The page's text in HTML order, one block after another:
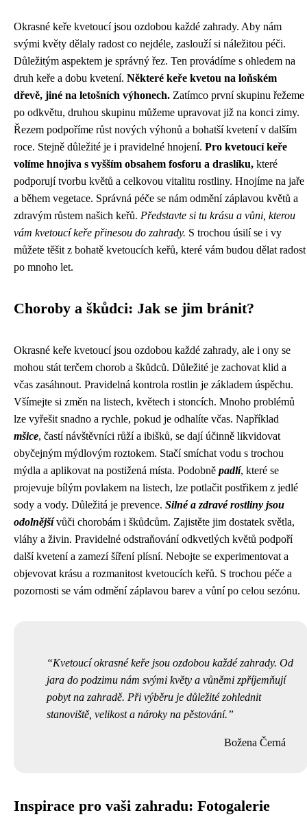
Okrasné keře kvetoucí jsou ozdobou každé zahrady. Aby nám
svými květy dělaly radost co nejdéle, zaslouží si náležitou péči.
Důležitým aspektem je správný řez. Ten provádíme s ohledem na
druh keře a dobu kvetení. Některé keře kvetou na loňském
dřevě, jiné na letošních výhonech. Zatímco první skupinu řežeme
po odkvětu, druhou skupinu můžeme upravovat již na konci zimy.
Řezem podpoříme růst nových výhonů a bohatší kvetení v dalším
roce. Stejně důležité je i pravidelné hnojení. Pro kvetoucí keře
volíme hnojiva s vyšším obsahem fosforu a draslíku, které
podporují tvorbu květů a celkovou vitalitu rostliny. Hnojíme na jaře
a během vegetace. Správná péče se nám odmění záplavou květů a
zdravým růstem našich keřů. Představte si tu krásu a vůni, kterou
vám kvetoucí keře přinesou do zahrady. S trochou úsilí se i vy
můžete těšit z bohatě kvetoucích keřů, které vám budou dělat radost
po mnoho let.
Choroby a škůdci: Jak se jim bránit?
Okrasné keře kvetoucí jsou ozdobou každé zahrady, ale i ony se
mohou stát terčem chorob a škůdců. Důležité je zachovat klid a
včas zasáhnout. Pravidelná kontrola rostlin je základem úspěchu.
Všímejte si změn na listech, květech i stoncích. Mnoho problémů
lze vyřešit snadno a rychle, pokud je odhalíte včas. Například
mšice, častí návštěvníci růží a ibišků, se dají účinně likvidovat
obyčejným mýdlovým roztokem. Stačí smíchat vodu s trochou
mýdla a aplikovat na postižená místa. Podobně padlí, které se
projevuje bílým povlakem na listech, lze potlačit postřikem z jedlé
sody a vody. Důležitá je prevence. Silné a zdravé rostliny jsou
odolnějšívůči chorobám i škůdcům. Zajistěte jim dostatek světla,
vláhy a živin. Pravidelné odstraňování odkvetlých květů podpoří
další kvetení a zamezí šíření plísní. Nebojte se experimentovat a
objevovat krásu a rozmanitost kvetoucích keřů. S trochou péče a
pozornosti se vám odmění záplavou barev a vůní po celou sezónu.
Kvetoucí okrasné keře jsou ozdobou každé zahrady. Od
jara do podzimu nám svými květy a vůněmi zpříjemňují
pobyt na zahradě. Při výběru je důležité zohlednit
stanoviště, velikost a nároky na pěstování.
Božena Černá
Inspirace pro vaši zahradu: Fotogalerie